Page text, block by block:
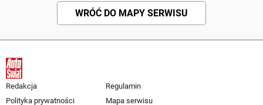
WRÓĆ DO MAPY SERWISU
Redakcja
Regulamin
Polityka prywatności
Mapa serwisu